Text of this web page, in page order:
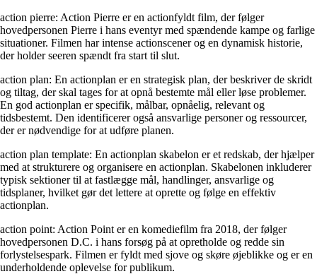
action pierre: Action Pierre er en actionfyldt film, der følger
hovedpersonen Pierre i hans eventyr med spændende kampe og farlige
situationer. Filmen har intense actionscener og en dynamisk historie,
der holder seeren spændt fra start til slut.
action plan: En actionplan er en strategisk plan, der beskriver de skridt
og tiltag, der skal tages for at opnå bestemte mål eller løse problemer.
En god actionplan er specifik, målbar, opnåelig, relevant og
tidsbestemt. Den identificerer også ansvarlige personer og ressourcer,
der er nødvendige for at udføre planen.
action plan template: En actionplan skabelon er et redskab, der hjælper
med at strukturere og organisere en actionplan. Skabelonen inkluderer
typisk sektioner til at fastlægge mål, handlinger, ansvarlige og
tidsplaner, hvilket gør det lettere at oprette og følge en effektiv
actionplan.
action point: Action Point er en komediefilm fra 2018, der følger
hovedpersonen D.C. i hans forsøg på at opretholde og redde sin
forlystelsespark. Filmen er fyldt med sjove og skøre øjeblikke og er en
underholdende oplevelse for publikum.